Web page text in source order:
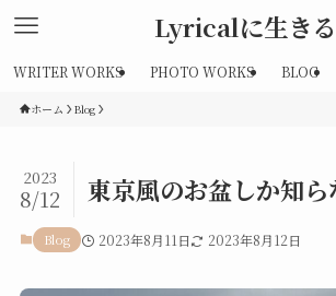
Lyricalに生きる
WRITER WORKS PHOTO WORKS BLOG
ホーム Blog
東京風のお盆しか知ら
2023
8/12
Blog 2023年8月11日 2023年8月12日